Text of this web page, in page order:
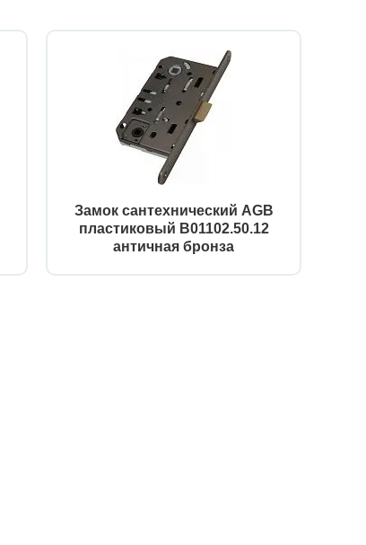
Замок сантехнический AGB
пластиковый B01102.50.12
античная бронза